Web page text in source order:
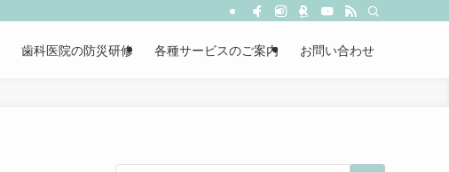
歯科医院の防災研修 各種サービスのご案内 お問い合わせ